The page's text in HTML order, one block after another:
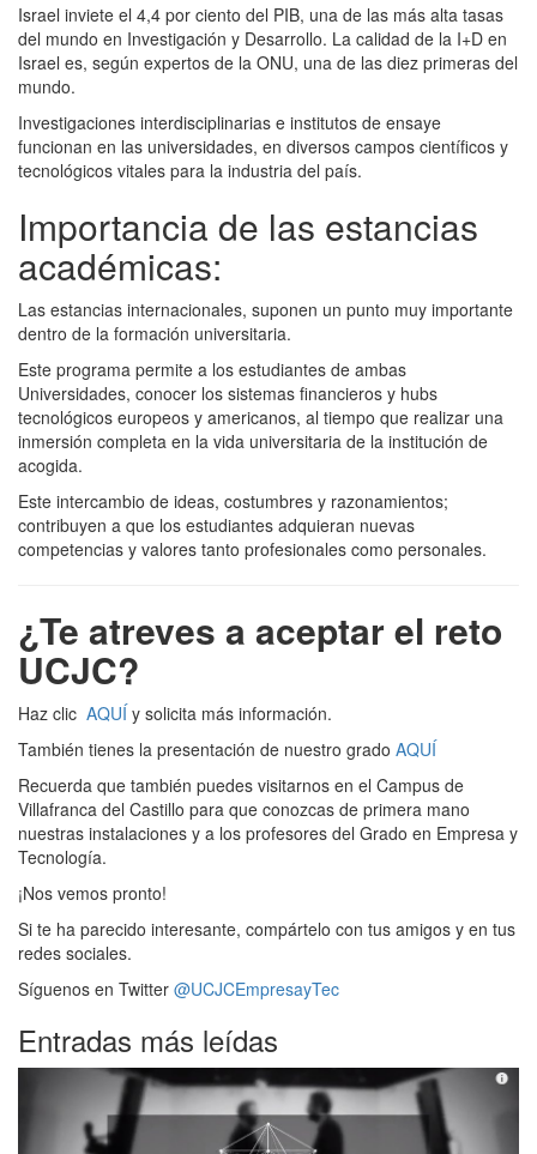
Israel inviete el 4,4 por ciento del PIB, una de las más alta tasas
del mundo en Investigación y Desarrollo. La calidad de la I+D en
Israel es, según expertos de la ONU, una de las diez primeras del
mundo.
Investigaciones interdisciplinarias e institutos de ensaye
funcionan en las universidades, en diversos campos científicos y
tecnológicos vitales para la industria del país.
Importancia de las estancias
académicas:
Las estancias internacionales, suponen un punto muy importante
dentro de la formación universitaria.
Este programa permite a los estudiantes de ambas
Universidades, conocer los sistemas financieros y hubs
tecnológicos europeos y americanos, al tiempo que realizar una
inmersión completa en la vida universitaria de la institución de
acogida.
Este intercambio de ideas, costumbres y razonamientos;
contribuyen a que los estudiantes adquieran nuevas
competencias y valores tanto profesionales como personales.
¿Te atreves a aceptar el reto
UCJC?
Haz clic AQUÍy solicita más información.
También tienes la presentación de nuestro grado AQUÍ
Recuerda que también puedes visitarnos en el Campus de
Villafranca del Castillo para que conozcas de primera mano
nuestras instalaciones y a los profesores del Grado en Empresa y
Tecnología.
¡Nos vemos pronto!
Si te ha parecido interesante, compártelo con tus amigos y en tus
redes sociales.
Síguenos en Twitter @UCJCEmpresayTec
Entradas más leídas